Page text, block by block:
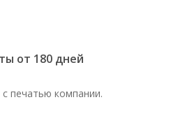
от 180 дней
печатью компании.